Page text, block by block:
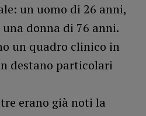
un uomo di 26 anni,
donna di 76 anni.
un quadro clinico in
destano particolari
erano già noti la